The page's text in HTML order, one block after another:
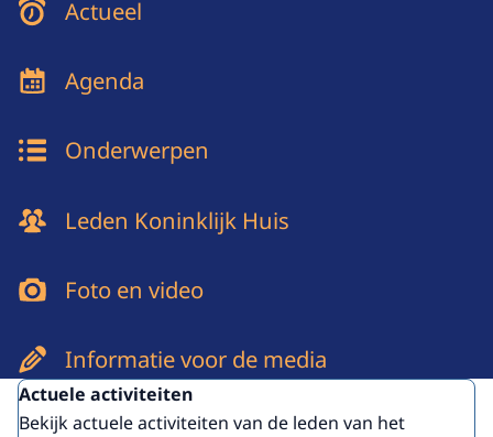
MenuActueel
Agenda
Onderwerpen
Leden Koninklijk Huis
Foto en video
Informatie voor de media
Uitgelicht
Actuele activiteiten
Bekijk actuele activiteiten van de leden van het